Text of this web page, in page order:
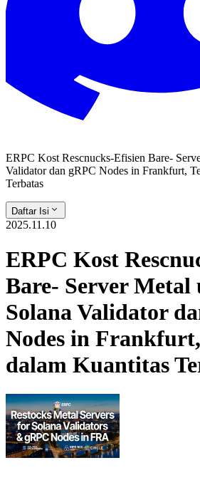
ERPC Kost Rescnucks-Efisien Bare-
Validator dan gRPC Nodes in Frankfurt,
Terbatas
Daftar Isi
2025.11.10
ERPC Kost
Bare- Server
Solana Validator
Nodes in
dalam Kuantitas